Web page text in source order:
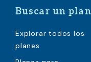
Buscar un plan
Explorar todos los
planes